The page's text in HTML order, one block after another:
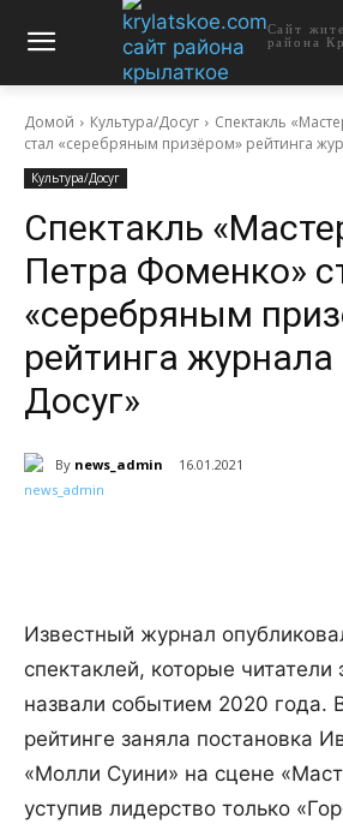
Сайт
района
Домой Культура/Досуг
Спектакль
стал «серебряным призёром» рейтинга
Культура/Досуг
Спектакль
Петра Фоменко»
«серебряным
рейтинга
Досуг»
By news_admin 16.01.2021
Известный журнал
спектаклей, которые читатели
назвали событием 2020 года.
рейтинге заняла постановка
«Молли Суини» на сцене
уступив лидерство только